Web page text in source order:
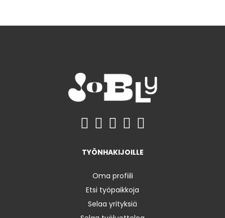
TYÖNHAKIJOILLE
Oma profiili
Etsi työpaikkoja
Selaa yrityksiä